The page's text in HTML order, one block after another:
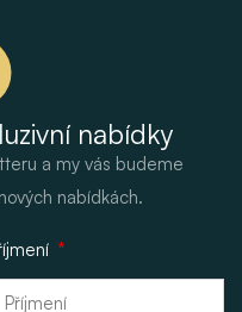
nabídky
a my vás budeme
nabídkách.